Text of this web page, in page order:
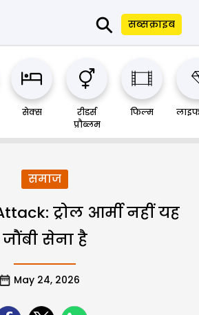
⚲ सब्सक्राइब
सेक्स
रीडर्स
प्रौब्लम
फिल्म
समाज
ट्रोल आर्मी नहीं यह
जौंबी सेना है
May 24, 2026